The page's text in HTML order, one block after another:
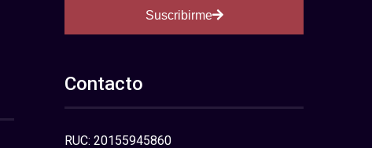
Suscribirme
Contacto
RUC: 20155945860